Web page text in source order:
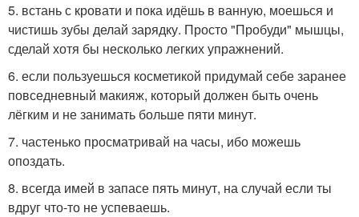
5. встань с кровати и пока идёшь в ванную, моешься и
чистишь зубы делай зарядку. Просто "Пробуди" мышцы,
сделай хотя бы несколько легких упражнений.
6. если пользуешься косметикой придумай себе заранее
повседневный макияж, который должен быть очень
лёгким и не занимать больше пяти минут.
7. частенько просматривай на часы, ибо можешь
опоздать.
8. всегда имей в запасе пять минут, на случай если ты
вдруг что-то не успеваешь.